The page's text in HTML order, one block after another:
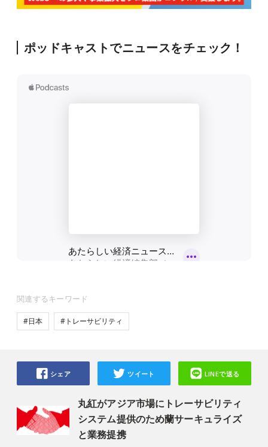
ポッドキャストでニュースをチェック！
関連するキーワード
#日本 #トレーサビリティ
丸紅がアジア市場にトレーサビリティ
システム提供のため蘭サーキュライズ
と業務提携
シェア ツイート LINEで送る